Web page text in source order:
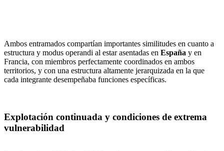
Ambos entramados compartían importantes similitudes en cuanto a
estructura y modus operandi al estar asentadas en España y en
Francia, con miembros perfectamente coordinados en ambos
territorios, y con una estructura altamente jerarquizada en la que
cada integrante desempeñaba funciones específicas.
Explotación continuada y condiciones de extrema
vulnerabilidad